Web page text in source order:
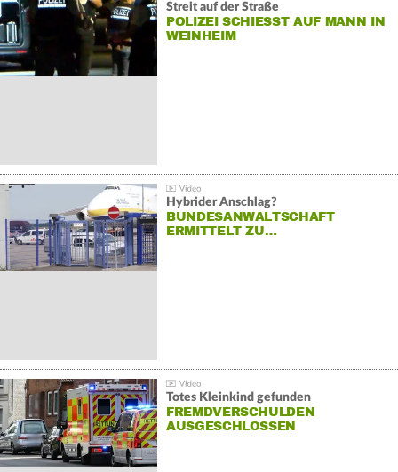
Streit auf der Straße
POLIZEI SCHIESST AUF MANN IN W
EINHEIM
Hybrider Anschlag?
BUNDESANWALTSCHAFT
ERMITTELT ZU…
Totes Kleinkind gefunden
FREMDVERSCHULDEN
AUSGESCHLOSSEN